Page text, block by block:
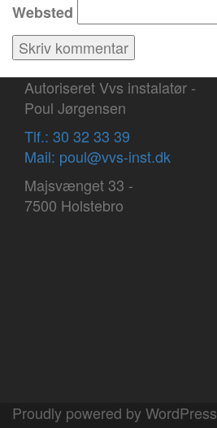
Websted
Autoriseret Vvs instalatør -
Poul Jørgensen
Tlf.: 30 32 33 39
Mail: poul@vvs-inst.dk
Majsvænget 33 -
7500 Holstebro
Proudly powered by WordPress